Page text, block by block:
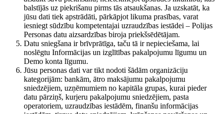
balstījās uz piekrišanu pirms tās atsaukšanas. Ja uzskatāt, ka
jūsu dati tiek apstrādāti, pārkāpjot likuma prasības, varat
iesniegt sūdzību kompetentajai uzraudzības iestādei – Polijas
Personas datu aizsardzības biroja priekšsēdētājam.
Datu sniegšana ir brīvprātīga, taču tā ir nepieciešama, lai
noslēgtu Informācijas un izglītības pakalpojumu līgumu un
Demo konta līgumu.
Jūsu personas dati var tikt nodoti šādām organizāciju
kategorijām: bankām, ātro maksājumu pakalpojumu
sniedzējiem, uzņēmumiem no kapitāla grupas, kurai pieder
datu pārziņš, kurjeru pakalpojumu sniedzējiem, pasta
operatoriem, uzraudzības iestādēm, finanšu informācijas